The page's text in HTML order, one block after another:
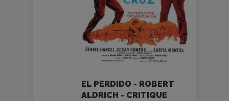
EL PERDIDO - ROBERT
ALDRICH - CRITIQUE